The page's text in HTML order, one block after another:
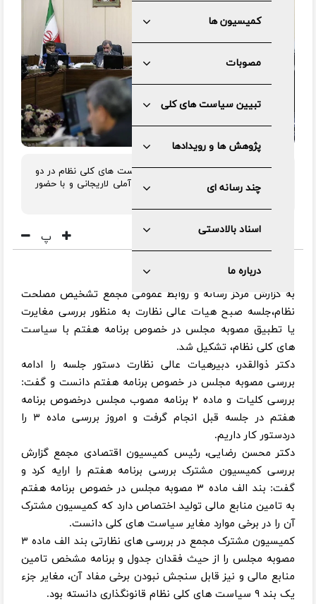
کمیسیون ها
مصوبات
تبیین سیاست های کلی
پژوهش ها و رویدادها
چند رسانه ای
اسناد بالادستی
درباره ما
هیئت عالی نظارت بر حسن اجرای سیاست های کلی نظام در دو
نوبت صبح و عصر به ریاست آیت الله آملی لاریجانی و با حضور
اکثریت اعضا ،تشکیل جلسه داد.
پ
به گزارش مرکز رسانه و روابط عمومی مجمع تشخیص مصلحت
نظام،جلسه صبح هیات عالی نظارت به منظور بررسی مغایرت
یا تطبیق مصوبه مجلس در خصوص برنامه هفتم با سیاست
های کلی نظام، تشکیل شد.
دکتر ذوالقدر، دبیرهیات عالی نظارت دستور جلسه را ادامه
بررسی مصوبه مجلس در خصوص برنامه هفتم دانست و گفت:
بررسی کلیات و ماده ۲ برنامه مصوب مجلس درخصوص برنامه
هفتم در جلسه قبل انجام گرفت و امروز بررسی ماده ۳ را
دردستور کار داریم.
دکتر محسن رضایی، رئیس کمیسیون اقتصادی مجمع گزارش
بررسی کمیسیون مشترک بررسی برنامه هفتم را ارایه کرد و
گفت: بند الف ماده ۳ مصوبه مجلس در خصوص برنامه هفتم
به تامین منابع مالی تولید اختصاص دارد که کمیسیون مشترک
آن را در برخی موارد مغایر سیاست های کلی دانست.
کمیسیون مشترک مجمع در بررسی های نظارتی بند الف ماده ۳
مصوبه مجلس را از حیث فقدان جدول و برنامه مشخص تامین
منابع مالی و نیز قابل سنجش نبودن برخی مفاد آن، مغایر جزء
یک بند ۹ سیاست های کلی نظام قانونگذاری دانسته بود.